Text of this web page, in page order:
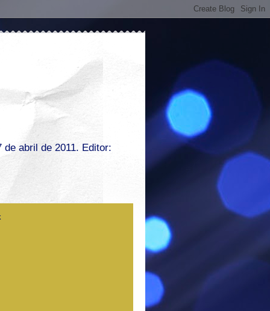
abril de 2011. Editor: